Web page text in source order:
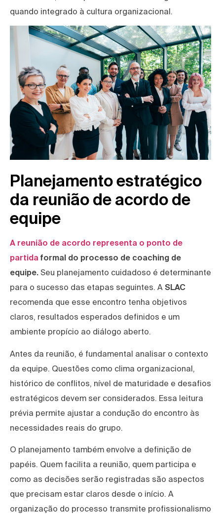
quando integrado à cultura organizacional.
Planejamento estratégico
da reunião de acordo de
equipe
A reunião de acordo representa o ponto de
partida formal do processo de coaching de
equipe. Seu planejamento cuidadoso é determinante
para o sucesso das etapas seguintes. A SLAC
recomenda que esse encontro tenha objetivos
claros, resultados esperados definidos e um
ambiente propício ao diálogo aberto.
Antes da reunião, é fundamental analisar o contexto
da equipe. Questões como clima organizacional,
histórico de conflitos, nível de maturidade e desafios
estratégicos devem ser considerados. Essa leitura
prévia permite ajustar a condução do encontro às
necessidades reais do grupo.
O planejamento também envolve a definição de
papéis. Quem facilita a reunião, quem participa e
como as decisões serão registradas são aspectos
que precisam estar claros desde o início. A
organização do processo transmite profissionalismo